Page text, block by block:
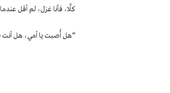
كلَّا، فأنا غزل، لم أقل
“هل أُصبت يا أمي، هل أنت